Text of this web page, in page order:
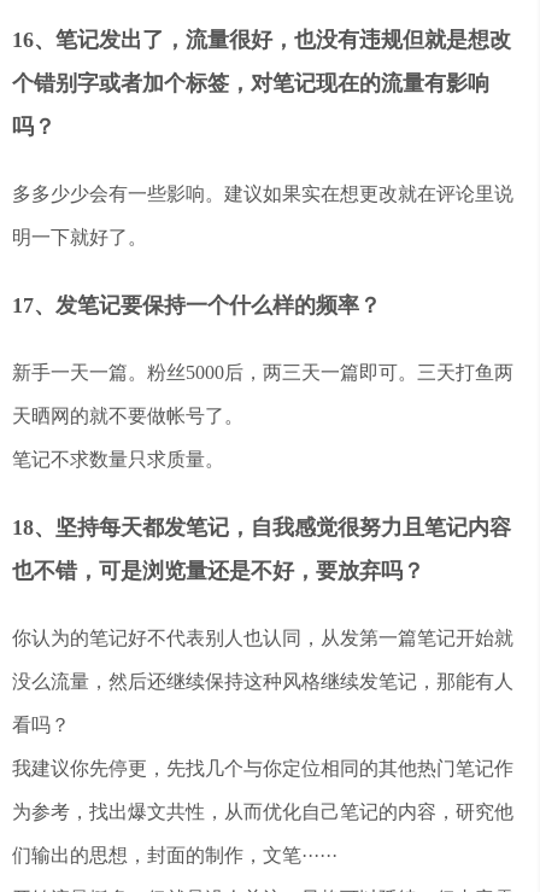
16、笔记发出了，流量很好，也没有违规但就是想改
个错别字或者加个标签，对笔记现在的流量有影响
吗？
多多少少会有一些影响。建议如果实在想更改就在评论里说
明一下就好了。
17、发笔记要保持一个什么样的频率？
新手一天一篇。粉丝5000后，两三天一篇即可。三天打鱼两
天晒网的就不要做帐号了。
笔记不求数量只求质量。
18、坚持每天都发笔记，自我感觉很努力且笔记内容
也不错，可是浏览量还是不好，要放弃吗？
你认为的笔记好不代表别人也认同，从发第一篇笔记开始就
没么流量，然后还继续保持这种风格继续发笔记，那能有人
看吗？
我建议你先停更，先找几个与你定位相同的其他热门笔记作
为参考，找出爆文共性，从而优化自己笔记的内容，研究他
们输出的思想，封面的制作，文笔······